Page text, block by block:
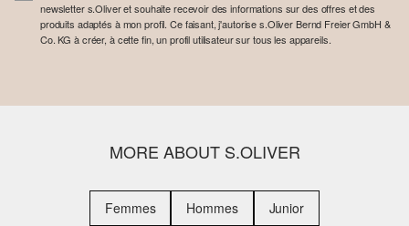
newsletter s.Oliver et souhaite recevoir des informations sur des offres et des
produits adaptés à mon profil. Ce faisant, j'autorise s.Oliver Bernd Freier GmbH &
Co. KG à créer, à cette fin, un profil utilisateur sur tous les appareils.
MORE ABOUT S.OLIVER
Femmes Hommes Junior